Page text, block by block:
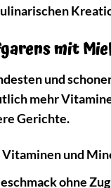
mit
und
mehr
Gerichte.
Vitaminen und
ohne